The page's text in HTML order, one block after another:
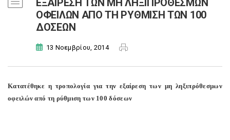
ΕΞΑΙΡΕΣΗ ΤΩΝ ΜΗ ΛΗΞΙΠΡΟΘΕΣΜΩΝ
ΟΦΕΙΛΩΝ ΑΠΟ ΤΗ ΡΥΘΜΙΣΗ ΤΩΝ 100
ΔΟΣΕΩΝ
13 Νοεμβρίου, 2014
Κατατέθηκε η τροπολογία για την εξαίρεση των μη ληξιπρόθεσμων
οφειλών από τη ρύθμιση των 100 δόσεων